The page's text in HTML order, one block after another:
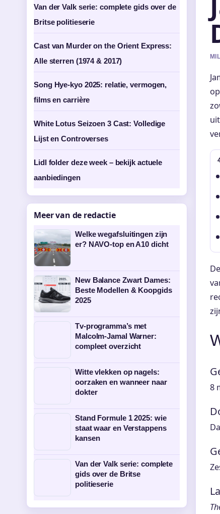
8
Van der Valk serie: complete gids over de
Britse politieserie
Cast van Murder on the Orient Express:
Alle sterren (1974 & 2017)
Song Hye-kyo 2025: relatie, vermogen,
films en carrière
White Lotus Seizoen 3 Cast: Volledige
Lijst en Controverses
Lidl folder deze week – bekijk actuele
aanbiedingen
Meer van de redactie
Welke wegafsluitingen zijn
er? NAVO-top en A10 dicht
New Balance Zwart Dames:
Beste Modellen & Koopgids
2025
Tv-programma’s met
Malcolm-Jamal Warner:
compleet overzicht
Witte vlekken op nagels:
oorzaken en wanneer naar
dokter
Stand Formule 1 2025: wie
staat waar en Verstappens
kansen
Van der Valk serie: complete
gids over de Britse
politieserie